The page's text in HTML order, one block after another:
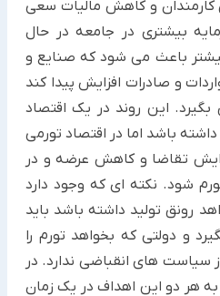
کارمندان و کاهش مالیات سعی
بیشتری در جامعه در حال
باعث می شود که صنایع و
و صادرات افزایش پیدا کند
این روند در یک اقتصاد
داشته باشد اما در اقتصاد تورمی
تقاضا و کاهش عرضه و در
شود. نکته ای که وجود دارد
رونق تولید داشته باشد باید
و دولتی که بخواهد تورم را
سیاست های انقباضی ندارد. در
هر دو این اهداف در یک زمان